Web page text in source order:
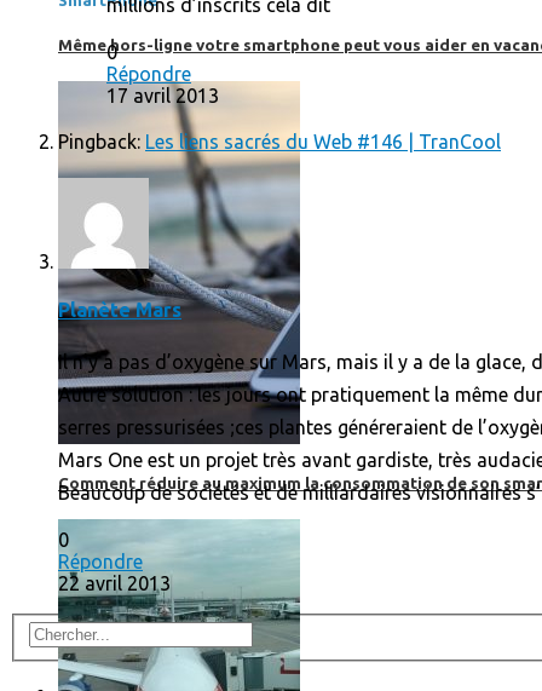
Même hors-ligne votre smartphone peut vous aider en
Comment réduire au maximum la consommation de son
millions d’inscrits cela dit
0
Répondre
17 avril 2013
Pingback: Les liens sacrés du Web #146 | TranCool
Planète Mars
Il n’y a pas d’oxygène sur Mars, mais il y a de la
Autre solution : les jours ont pratiquement la même
serres pressurisées ;ces plantes généreraient de
Mars One est un projet très avant gardiste, très
Beaucoup de sociétés et de milliardaires visionnaires
0
Répondre
22 avril 2013